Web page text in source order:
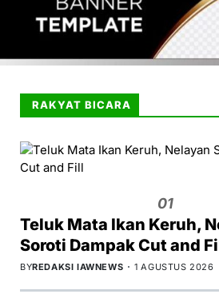
RAKYAT BICARA
01
Teluk Mata Ikan Keruh,
Soroti Dampak Cut and
BYREDAKSI IAWNEWS 1 AGUSTUS 2026